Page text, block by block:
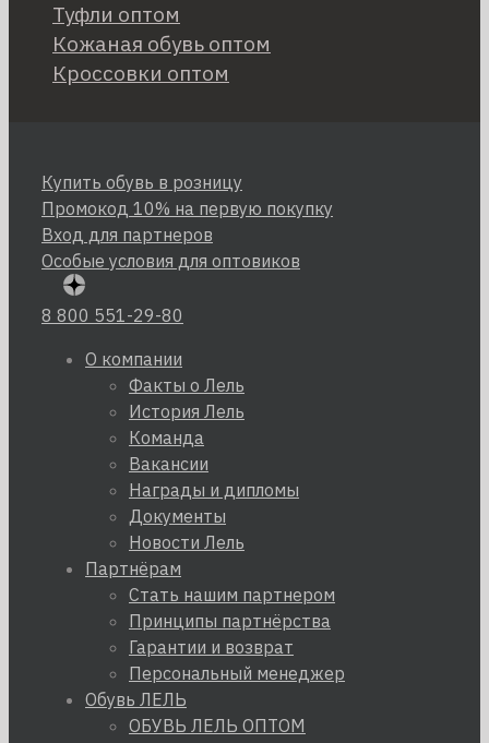
Туфли оптом
Кожаная обувь оптом
Кроссовки оптом
Купить обувь в розницу
Промокод 10% на первую покупку
Вход для партнеров
Особые условия для оптовиков
8 800 551-29-80
О компании
Факты о Лель
История Лель
Команда
Вакансии
Награды и дипломы
Документы
Новости Лель
Партнёрам
Стать нашим партнером
Принципы партнёрства
Гарантии и возврат
Персональный менеджер
Обувь ЛЕЛЬ
ОБУВЬ ЛЕЛЬ ОПТОМ